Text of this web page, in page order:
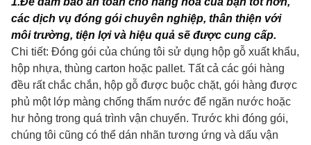
các dịch vụ đóng gói chuyên nghiệp, thân thiện với
môi trường, tiện lợi và hiệu quả sẽ được cung cấp.
Chi tiết: Đóng gói của chúng tôi sử dụng hộp gỗ xuất khẩu,
hộp nhựa, thùng carton hoặc pallet. Tất cả các gói hàng
đều rất chắc chắn, hộp gỗ được buộc chặt, gói hàng được
phủ một lớp màng chống thấm nước để ngăn nước hoặc
hư hỏng trong quá trình vận chuyển. Trước khi đóng gói,
chúng tôi cũng có thể dán nhãn tương ứng và dấu vận